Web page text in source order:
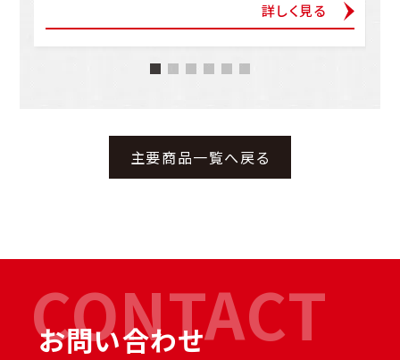
詳しく見る
主要商品一覧へ戻る
CONTACT
お問い合わせ